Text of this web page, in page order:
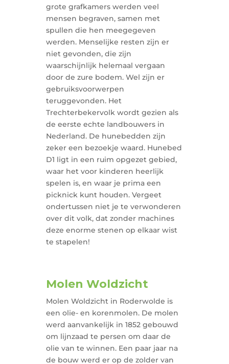
grote grafkamers werden veel
mensen begraven, samen met
spullen die hen meegegeven
werden. Menselijke resten zijn er
niet gevonden, die zijn
waarschijnlijk helemaal vergaan
door de zure bodem. Wel zijn er
gebruiksvoorwerpen
teruggevonden. Het
Trechterbekervolk wordt gezien als
de eerste echte landbouwers in
Nederland. De hunebedden zijn
zeker een bezoekje waard. Hunebed
D1 ligt in een ruim opgezet gebied,
waar het voor kinderen heerlijk
spelen is, en waar je prima een
picknick kunt houden. Vergeet
ondertussen niet je te verwonderen
over dit volk, dat zonder machines
deze enorme stenen op elkaar wist
te stapelen!
Molen Woldzicht
Molen Woldzicht in Roderwolde is
een olie- en korenmolen. De molen
werd aanvankelijk in 1852 gebouwd
om lijnzaad te persen om daar de
olie van te winnen. Een paar jaar na
de bouw werd er op de zolder van